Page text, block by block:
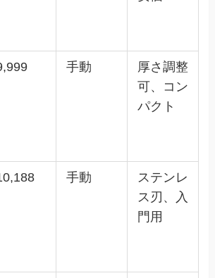
手動
厚さ調整
可、コン
パクト
手動
ステンレ
ス刃、入
門用